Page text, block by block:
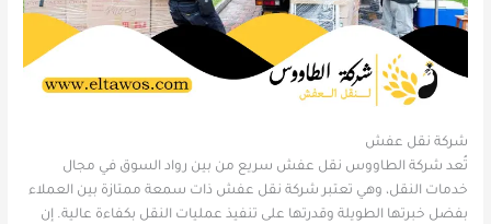
شركة نقل عفش
تُعد شركة الطاووس نقل عفش سريع من بين رواد السوق في مجال
خدمات النقل، وهي تعتبر شركة نقل عفش ذات سمعة ممتازة بين العملاء
بفضل خبرتها الطويلة وقدرتها على تنفيذ عمليات النقل بكفاءة عالية. إن